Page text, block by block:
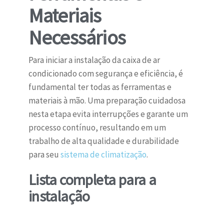
Materiais
Necessários
Para iniciar a instalação da caixa de ar
condicionado com segurança e eficiência, é
fundamental ter todas as ferramentas e
materiais à mão. Uma preparação cuidadosa
nesta etapa evita interrupções e garante um
processo contínuo, resultando em um
trabalho de alta qualidade e durabilidade
para seu sistema de climatização.
Lista completa para a
instalação